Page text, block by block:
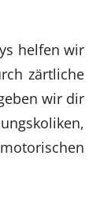
helfen wir
zärtliche
wir dir